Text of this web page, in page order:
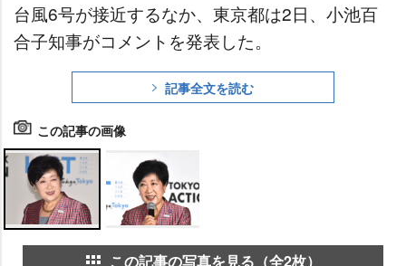
台風6号が接近するなか、東京都は2日、小池百
合子知事がコメントを発表した。
記事全文を読む
この記事の画像
この記事の写真を見る（全2枚）